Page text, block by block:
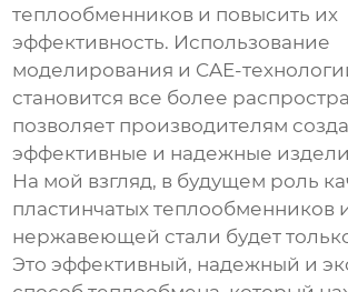
теплообменников и повысить их
эффективность. Использование
моделирования и CAE-
становится все более
позволяет производителям
эффективные и надежные
На мой взгляд, в будущем роль
пластинчатых теплообменников
нержавеющей стали будет
Это эффективный, надежный и